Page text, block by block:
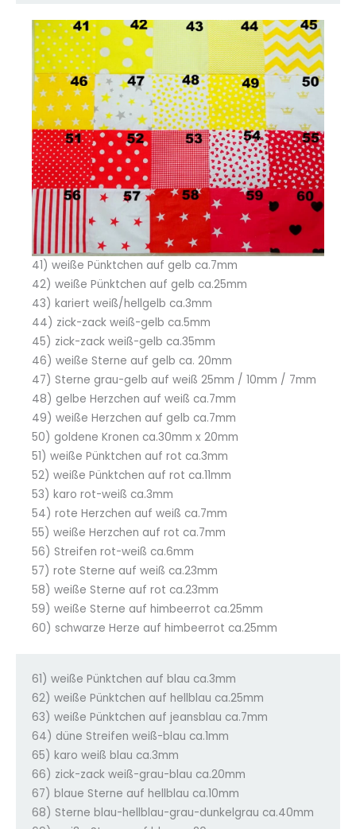
41) weiße Pünktchen auf gelb ca.7mm
42) weiße Pünktchen auf gelb ca.25mm
43) kariert weiß/hellgelb ca.3mm
44) zick-zack weiß-gelb ca.5mm
45) zick-zack weiß-gelb ca.35mm
46) weiße Sterne auf gelb ca. 20mm
47) Sterne grau-gelb auf weiß 25mm / 10mm / 7mm
48) gelbe Herzchen auf weiß ca.7mm
49) weiße Herzchen auf gelb ca.7mm
50) goldene Kronen ca.30mm x 20mm
51) weiße Pünktchen auf rot ca.3mm
52) weiße Pünktchen auf rot ca.11mm
53) karo rot-weiß ca.3mm
54) rote Herzchen auf weiß ca.7mm
55) weiße Herzchen auf rot ca.7mm
56) Streifen rot-weiß ca.6mm
57) rote Sterne auf weiß ca.23mm
58) weiße Sterne auf rot ca.23mm
59) weiße Sterne auf himbeerrot ca.25mm
60) schwarze Herze auf himbeerrot ca.25mm
61) weiße Pünktchen auf blau ca.3mm
62) weiße Pünktchen auf hellblau ca.25mm
63) weiße Pünktchen auf jeansblau ca.7mm
64) düne Streifen weiß-blau ca.1mm
65) karo weiß blau ca.3mm
66) zick-zack weiß-grau-blau ca.20mm
67) blaue Sterne auf hellblau ca.10mm
68) Sterne blau-hellblau-grau-dunkelgrau ca.40mm